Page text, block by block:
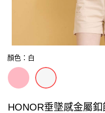
顏色：白
HONOR垂墜感金屬